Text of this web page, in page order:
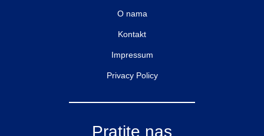
O nama
Kontakt
Impressum
Privacy Policy
Pratite nas